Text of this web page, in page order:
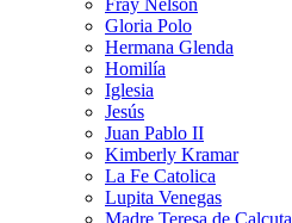
Fray Nelson
Gloria Polo
Hermana Glenda
Homilía
Iglesia
Jesús
Juan Pablo II
Kimberly Kramar
La Fe Catolica
Lupita Venegas